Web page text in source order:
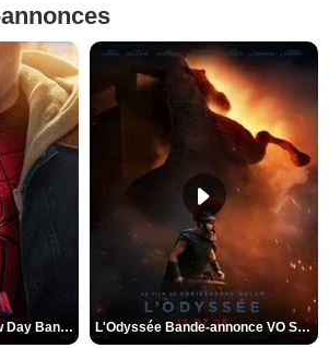
Spider-Man: Brand New Day Bande-annonce VO STFR L'Odyssée Bande-annonce VO STFR